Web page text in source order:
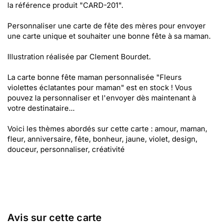
la référence produit "CARD-201".
Personnaliser une carte de fête des mères pour envoyer
une carte unique et souhaiter une bonne fête à sa maman.
Illustration réalisée par Clement Bourdet.
La carte bonne fête maman personnalisée "Fleurs
violettes éclatantes pour maman" est en stock ! Vous
pouvez la personnaliser et l'envoyer dès maintenant à
votre destinataire...
Voici les thèmes abordés sur cette carte : amour, maman,
fleur, anniversaire, fête, bonheur, jaune, violet, design,
douceur, personnaliser, créativité
Avis sur cette carte